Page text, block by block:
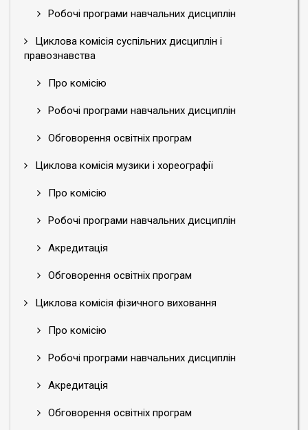
Робочі програми навчальних дисциплін
Циклова комісія суспільних дисциплін і
правознавства
Про комісію
Робочі програми навчальних дисциплін
Обговорення освітніх програм
Циклова комісія музики і хореографії
Про комісію
Робочі програми навчальних дисциплін
Акредитація
Обговорення освітніх програм
Циклова комісія фізичного виховання
Про комісію
Робочі програми навчальних дисциплін
Акредитація
Обговорення освітніх програм